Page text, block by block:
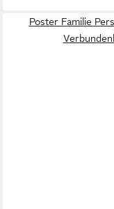
Poster Familie